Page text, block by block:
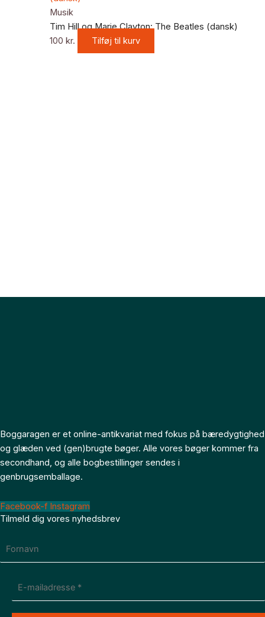
Musik
Tim Hill og Marie Clayton: The Beatles (dansk)
100 kr. Tilføj til kurv
Boggaragen er et online-antikvariat med fokus på bæredygtighed
og glæden ved (gen)brugte bøger. Alle vores bøger kommer fra
secondhand, og alle bogbestillinger sendes i
genbrugsemballage.
Facebook-f Instagram
Tilmeld dig vores nyhedsbrev